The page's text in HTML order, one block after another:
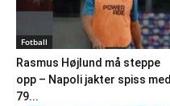
Fotball
Rasmus Højlund må steppe
opp – Napoli jakter spiss med
79...